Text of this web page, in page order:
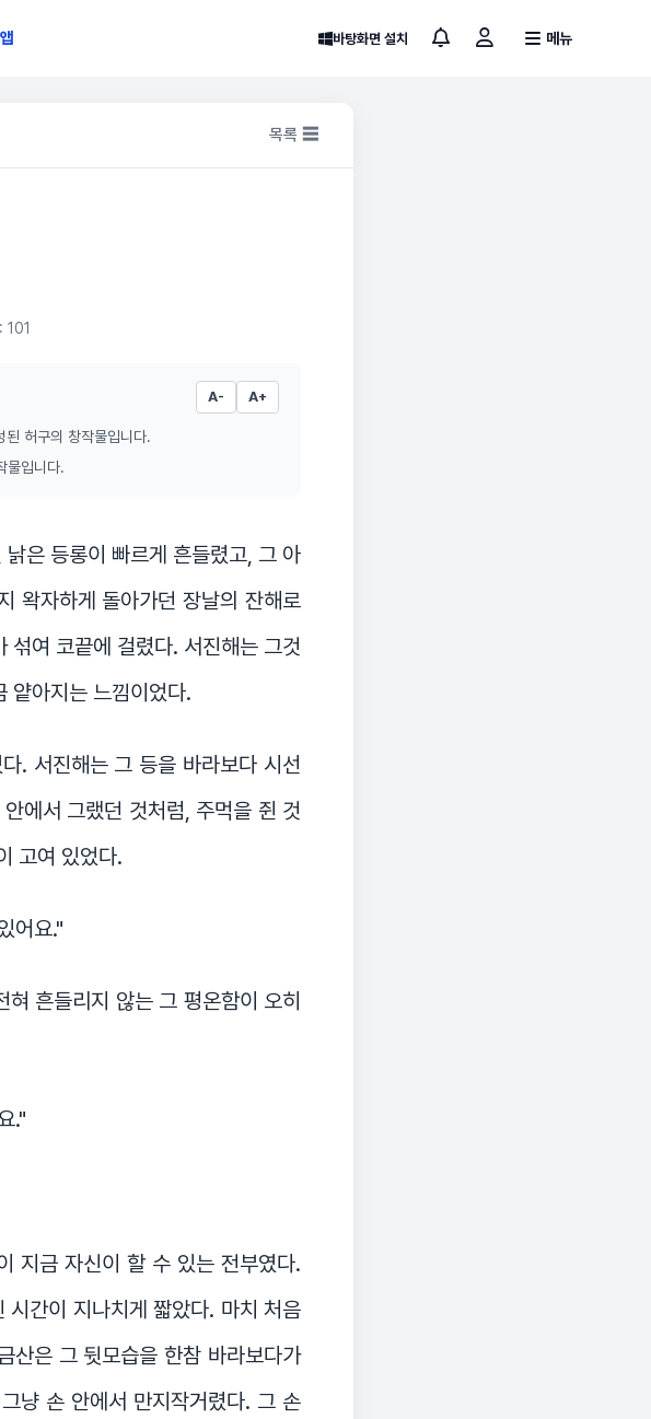
앱 바탕화면 설치 메뉴
목록 ☰
101
A- A+
허구의 창작물입니다.
물입니다.
은 등롱이 빠르게 흔들렸고, 그 아
왁자하게 돌아가던 장날의 잔해로
섞여 코끝에 걸렸다. 서진해는 그것
얕아지는 느낌이었다.
. 서진해는 그 등을 바라보다 시선
에서 그랬던 것처럼, 주먹을 쥔 것
고여 있었다.
어요."
흔들리지 않는 그 평온함이 오히
."
지금 자신이 할 수 있는 전부였다.
시간이 지나치게 짧았다. 마치 처음
산은 그 뒷모습을 한참 바라보다가
냥 손 안에서 만지작거렸다. 그 손